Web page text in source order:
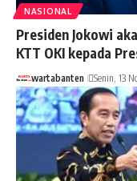
NASIONAL
Presiden Jokowi
KTT OKI kepada
wartabanten Senin, 13